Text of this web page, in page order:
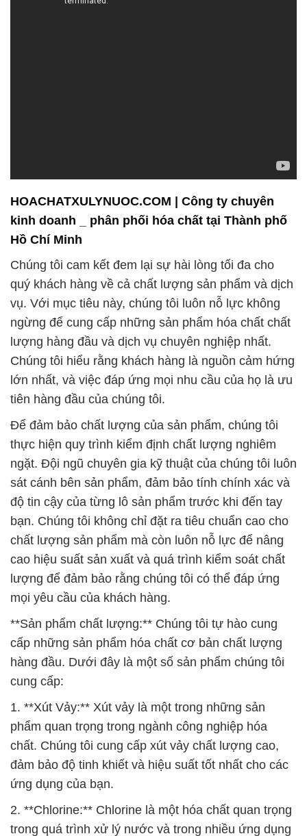
Chúng tôi cam kết đem lại sự hài lòng tối đa cho
quý khách hàng về cả chất lượng sản phẩm và dịch
vụ. Với mục tiêu này, chúng tôi luôn nỗ lực không
ngừng để cung cấp những sản phẩm hóa chất chất
lượng hàng đầu và dịch vụ chuyên nghiệp nhất.
Chúng tôi hiểu rằng khách hàng là nguồn cảm hứng
lớn nhất, và việc đáp ứng mọi nhu cầu của họ là ưu
tiên hàng đầu của chúng tôi.
Để đảm bảo chất lượng của sản phẩm, chúng tôi
thực hiện quy trình kiểm định chất lượng nghiêm
ngặt. Đội ngũ chuyên gia kỹ thuật của chúng tôi luôn
sát cánh bên sản phẩm, đảm bảo tính chính xác và
độ tin cậy của từng lô sản phẩm trước khi đến tay
bạn. Chúng tôi không chỉ đặt ra tiêu chuẩn cao cho
chất lượng sản phẩm mà còn luôn nỗ lực để nâng
cao hiệu suất sản xuất và quá trình kiểm soát chất
lượng để đảm bảo rằng chúng tôi có thể đáp ứng
mọi yêu cầu của khách hàng.
**Sản phẩm chất lượng:** Chúng tôi tự hào cung
cấp những sản phẩm hóa chất cơ bản chất lượng
hàng đầu. Dưới đây là một số sản phẩm chúng tôi
cung cấp:
1. **Xút Vảy:** Xút vảy là một trong những sản
phẩm quan trọng trong ngành công nghiệp hóa
chất. Chúng tôi cung cấp xút vảy chất lượng cao,
đảm bảo độ tinh khiết và hiệu suất tốt nhất cho các
ứng dụng của bạn.
2. **Chlorine:** Chlorine là một hóa chất quan trọng
trong quá trình xử lý nước và trong nhiều ứng dụng
công nghiệp khác. Chúng tôi cung cấp chlorine chất
lượng cao, đảm bảo an toàn và hiệu quả.
3. **Calcium Hypochlorite:** Calcium hypochlorite
được sử dụng rộng rãi trong việc tiệt trùng và xử lý